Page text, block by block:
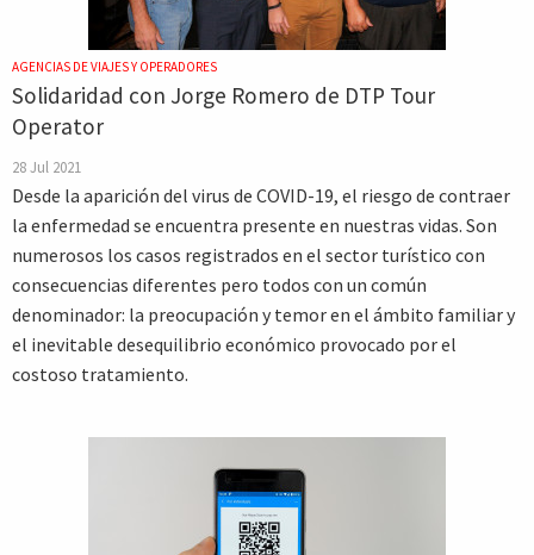
AGENCIAS DE VIAJES Y OPERADORES
Solidaridad con Jorge Romero de DTP Tour
Operator
28 Jul 2021
Desde la aparición del virus de COVID-19, el riesgo de contraer
la enfermedad se encuentra presente en nuestras vidas. Son
numerosos los casos registrados en el sector turístico con
consecuencias diferentes pero todos con un común
denominador: la preocupación y temor en el ámbito familiar y
el inevitable desequilibrio económico provocado por el
costoso tratamiento.